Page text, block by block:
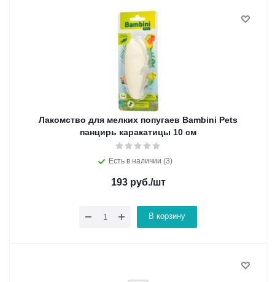
Лакомство для мелких попугаев Bambini Pets
панцирь каракатицы 10 см
Есть в наличии (3)
193руб./шт
В корзину